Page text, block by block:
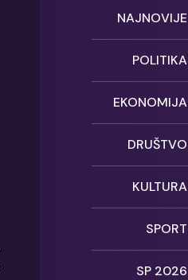
NAJNOVIJE
POLITIKA
EKONOMIJA
DRUŠTVO
KULTURA
SPORT
SP 2026